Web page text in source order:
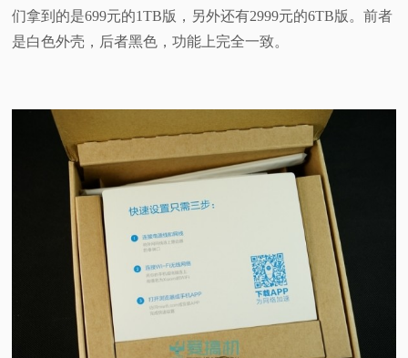
们拿到的是699元的1TB版，另外还有2999元的6TB版。前者
是白色外壳，后者黑色，功能上完全一致。